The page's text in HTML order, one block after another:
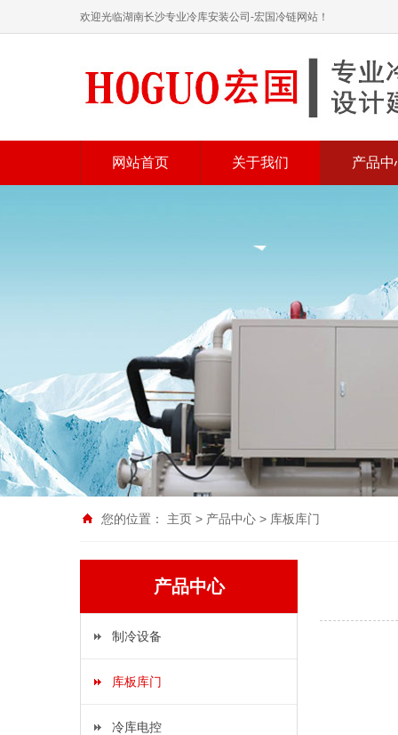
欢迎光临湖南长沙专业冷库安装公司-宏国冷链网站！
网站首页 关于我们 产品中
您的位置： 主页 > 产品中心 > 库板库门
产品中心
制冷设备
库板库门
冷库电控